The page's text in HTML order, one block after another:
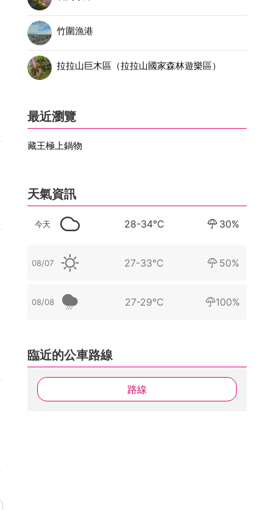
竹圍漁港
拉拉山巨木區（拉拉山國家森林遊樂區）
最近瀏覽
藏王極上鍋物
天氣資訊
今天 28-34°C 30%
08/07 27-33°C 50%
08/08 27-29°C 100%
臨近的公車路線
路線